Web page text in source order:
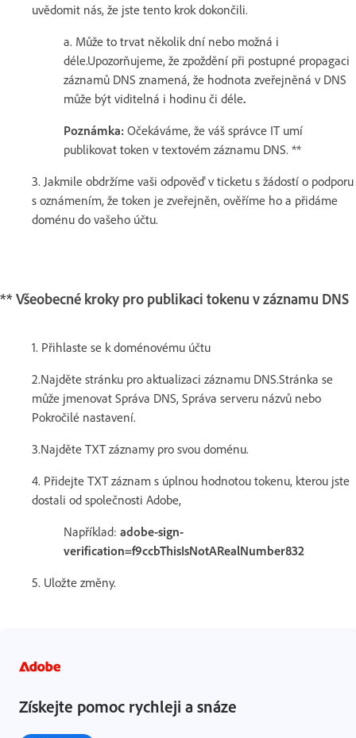
uvědomit nás, že jste tento krok dokončili.
a. Může to trvat několik dní nebo možná i
déle.Upozorňujeme, že zpoždění při postupné propagaci
záznamů DNS znamená, že hodnota zveřejněná v DNS
může být viditelná i hodinu či déle.
Poznámka: Očekáváme, že váš správce IT umí
publikovat token v textovém záznamu DNS. **
3. Jakmile obdržíme vaši odpověď v ticketu s žádostí o podporu
s oznámením, že token je zveřejněn, ověříme ho a přidáme
doménu do vašeho účtu.
** Všeobecné kroky pro publikaci tokenu v záznamu DNS
1. Přihlaste se k doménovému účtu
2.Najděte stránku pro aktualizaci záznamu DNS.Stránka se
může jmenovat Správa DNS, Správa serveru názvů nebo
Pokročilé nastavení.
3.Najděte TXT záznamy pro svou doménu.
4. Přidejte TXT záznam s úplnou hodnotou tokenu, kterou jste
dostali od společnosti Adobe,
Například: adobe-sign-
verification=f9ccbThisIsNotARealNumber832
5. Uložte změny.
Získejte pomoc rychleji a snáze